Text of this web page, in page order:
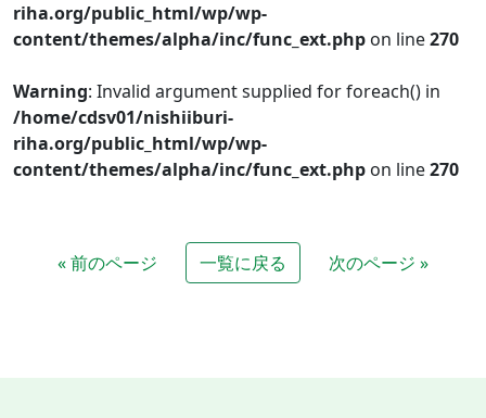
riha.org/public_html/wp/wp-
content/themes/alpha/inc/func_ext.php on line270
Warning: Invalid argument supplied for foreach() in
/home/cdsv01/nishiiburi-
riha.org/public_html/wp/wp-
content/themes/alpha/inc/func_ext.php on line270
« 前のページ 一覧に戻る 次のページ »